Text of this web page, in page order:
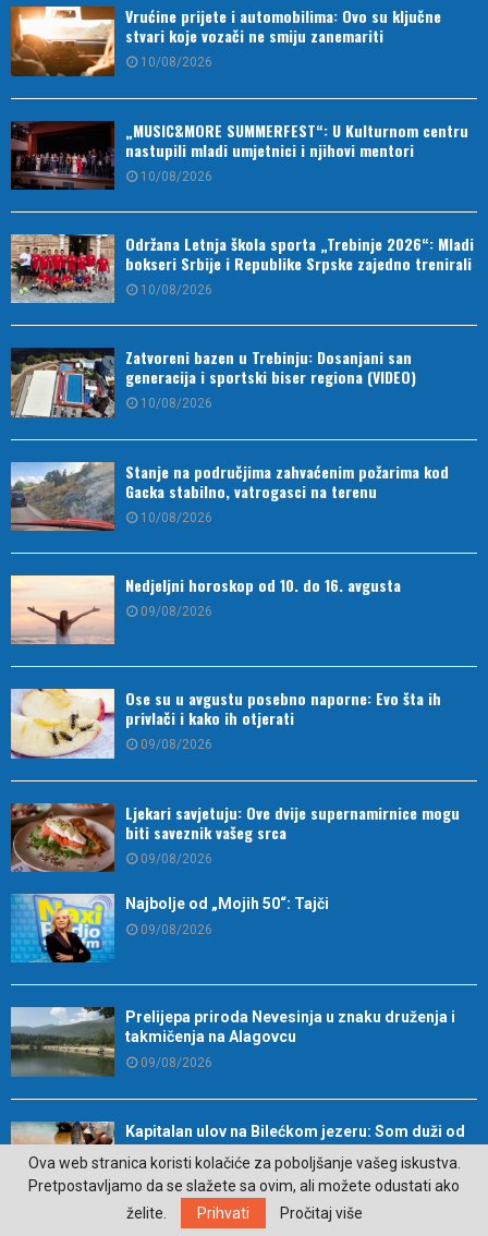
Vrućine prijete i automobilima: Ovo su ključne
stvari koje vozači ne smiju zanemariti
10/08/2026
„MUSIC&MORE SUMMERFEST“: U Kulturnom centru
nastupili mladi umjetnici i njihovi mentori
10/08/2026
Održana Letnja škola sporta „Trebinje 2026“: Mladi
bokseri Srbije i Republike Srpske zajedno trenirali
10/08/2026
Zatvoreni bazen u Trebinju: Dosanjani san
generacija i sportski biser regiona (VIDEO)
10/08/2026
Stanje na područjima zahvaćenim požarima kod
Gacka stabilno, vatrogasci na terenu
10/08/2026
Nedjeljni horoskop od 10. do 16. avgusta
09/08/2026
Ose su u avgustu posebno naporne: Evo šta ih
privlači i kako ih otjerati
09/08/2026
Ljekari savjetuju: Ove dvije supernamirnice mogu
biti saveznik vašeg srca
09/08/2026
Najbolje od „Mojih 50“: Tajči
09/08/2026
Prelijepa priroda Nevesinja u znaku druženja i
takmičenja na Alagovcu
09/08/2026
Kapitalan ulov na Bilećkom jezeru: Som duži od
09/08/2026
Ova web stranica koristi kolačiće za poboljšanje vašeg iskustva.
Pretpostavljamo da se slažete sa ovim, ali možete odustati ako
želite.
Prihvati Pročitaj više